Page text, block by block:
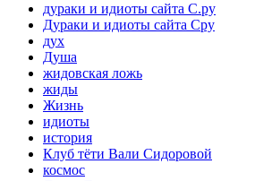
дураки и идиоты сайта С.ру
Дураки и идиоты сайта Сру
дух
Душа
жидовская ложь
жиды
Жизнь
идиоты
история
Клуб тёти Вали Сидоровой
космос